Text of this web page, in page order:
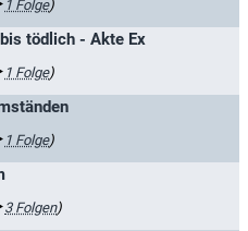
1 Folge)
tödlich - Akte Ex
1 Folge)
1 Folge)
3 Folgen)